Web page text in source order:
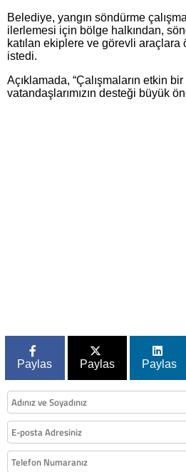
Belediye, yangın söndürme
ilerlemesi için bölge halkından,
katılan ekiplere ve görevli araçlara
istedi.
Açıklamada, “Çalışmaların etkin
vatandaşlarımızın desteği büyük
Paylas Paylas Paylas